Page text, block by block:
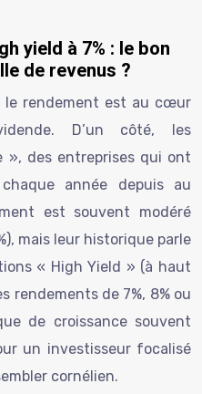
yield à 7% : le bon
de revenus ?
le rendement est au cœur
D’un côté, les
», des entreprises qui ont
année depuis au
est souvent modéré
mais leur historique parle
« High Yield » (à haut
rendements de 7%, 8% ou
de croissance souvent
un investisseur focalisé
cornélien.